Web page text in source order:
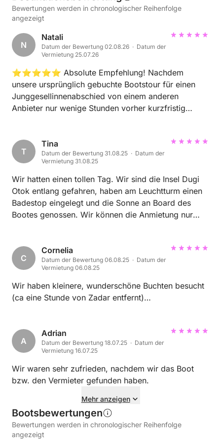
Bewertungen werden in chronologischer Reihenfolge
angezeigt
N
Natali
Datum der Bewertung 02.08.26 · Datum der
Vermietung 25.07.26
⭐⭐⭐⭐⭐ Absolute Empfehlung! Nachdem
unsere ursprünglich gebuchte Bootstour für einen
Junggesellinnenabschied von einem anderen
Anbieter nur wenige Stunden vorher kurzfristig
DoMa buchen und haben direkt eine Bestätigung
erhalten. Am nächsten Morgen konnten wir alles
ganz unkompliziert mit dem Kapitän besprechen.
Auf unseren Wunsch hin durften wir sogar früher
starten und die Tour spontan verlängern – das war
wirklich alles andere als selbstverständlich. Schon
beim Betreten des Bootes wurden wir herzlich
unterstützt. Während der gesamten Tour war er
unglaublich aufmerksam, herzlich und ist auf jeden
einzelnen Wunsch eingegangen. Das Essen war
ebenfalls ein echtes Highlight. Alles war frisch und
super lecker, besonders das selbstgebackene Brot
Alternative bekommen – ein Service, den man
wirklich selten erlebt. Was als stressiger Start in den
Tag begann, wurde dank DoMa zu einem
unvergesslichen Junggesellinnenabschied. Wir
haben uns rundum wohlgefühlt und hatten eine
Service und die Gastfreundschaft. Wir würden
jederzeit wieder buchen!
T
Tina
Datum der Bewertung 31.08.25 · Datum der
Vermietung 31.08.25
Wir hatten einen tollen Tag. Wir sind die Insel Dugi
Otok entlang gefahren, haben am Leuchtturm einen
Badestop eingelegt und die Sonne an Board des
Bootes genossen. Wir können die Anmietung nur
nachgetankt ohne noch Zeit aufwenden zu müssen
um die Bootstankstelle aufsuchen zu müssen. Der
Kontakt war stets freundlich, immer erreichbar und
zuverlässig. Top Vermieter.
C
Cornelia
Datum der Bewertung 06.08.25 · Datum der
Vermietung 06.08.25
Wir haben kleinere, wunderschöne Buchten besucht
(ca eine Stunde von Zadar entfernt)…
A
Adrian
Datum der Bewertung 18.07.25 · Datum der
Vermietung 16.07.25
Wir waren sehr zufrieden, nachdem wir das Boot
bzw. den Vermieter gefunden haben.
Mehr anzeigen
Bootsbewertungen
Bewertungen werden in chronologischer Reihenfolge
angezeigt